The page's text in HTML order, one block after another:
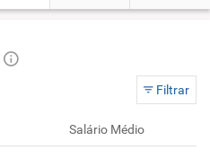
Filtrar
Salário Médio